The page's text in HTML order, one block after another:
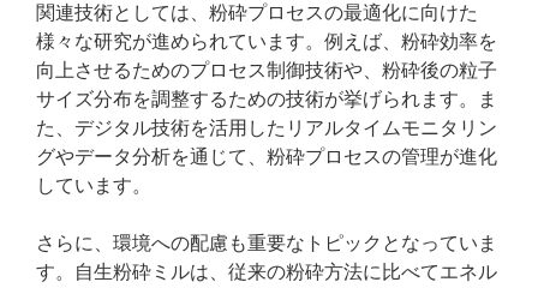
関連技術としては、粉砕プロセスの最適化に向けた
様々な研究が進められています。例えば、粉砕効率を
向上させるためのプロセス制御技術や、粉砕後の粒子
サイズ分布を調整するための技術が挙げられます。ま
た、デジタル技術を活用したリアルタイムモニタリン
グやデータ分析を通じて、粉砕プロセスの管理が進化
しています。
さらに、環境への配慮も重要なトピックとなっていま
す。自生粉砕ミルは、従来の粉砕方法に比べてエネル